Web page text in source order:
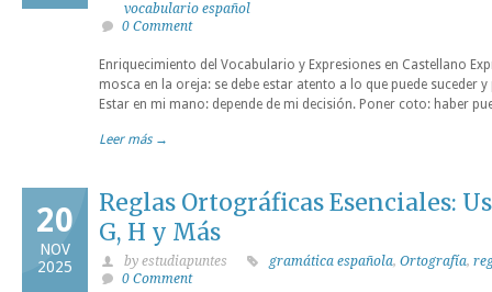
vocabulario español
0 Comment
Enriquecimiento del Vocabulario y Expresiones en Castellano
mosca en la oreja: se debe estar atento a lo que puede suceder
Estar en mi mano: depende de mi decisión. Poner coto: haber
Leer más →
20
NOV
2025
Reglas Ortográficas Esenciales:
G, H y Más
by estudiapuntes gramática española, Ortografía,
0 Comment